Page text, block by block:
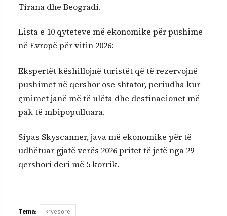
Tirana dhe Beogradi.
Lista e 10 qyteteve më ekonomike për pushime
në Evropë për vitin 2026:
Ekspertët këshillojnë turistët që të rezervojnë
pushimet në qershor ose shtator, periudha kur
çmimet janë më të ulëta dhe destinacionet më
pak të mbipopulluara.
Sipas Skyscanner, java më ekonomike për të
udhëtuar gjatë verës 2026 pritet të jetë nga 29
qershori deri më 5 korrik.
Tema: kryesore